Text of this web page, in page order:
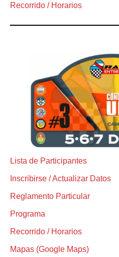
Recorrido / Horarios
Lista de Participantes
Inscribirse / Actualizar Datos
Reglamento Particular
Programa
Recorrido / Horarios
Mapas (Google Maps)